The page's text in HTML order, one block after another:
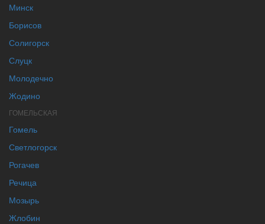
Минск
Борисов
Солигорск
Слуцк
Молодечно
Жодино
ГОМЕЛЬСКАЯ
Гомель
Светлогорск
Рогачев
Речица
Мозырь
Жлобин